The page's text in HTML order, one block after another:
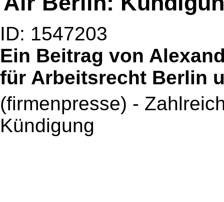
ID: 1547203
Ein Beitrag von
für Arbeitsrecht Berlin
(firmenpresse) -
Kündigung